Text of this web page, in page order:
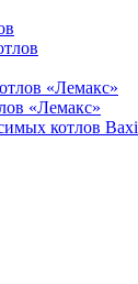
«Лемакс»
«Лемакс»
котлов Baxi